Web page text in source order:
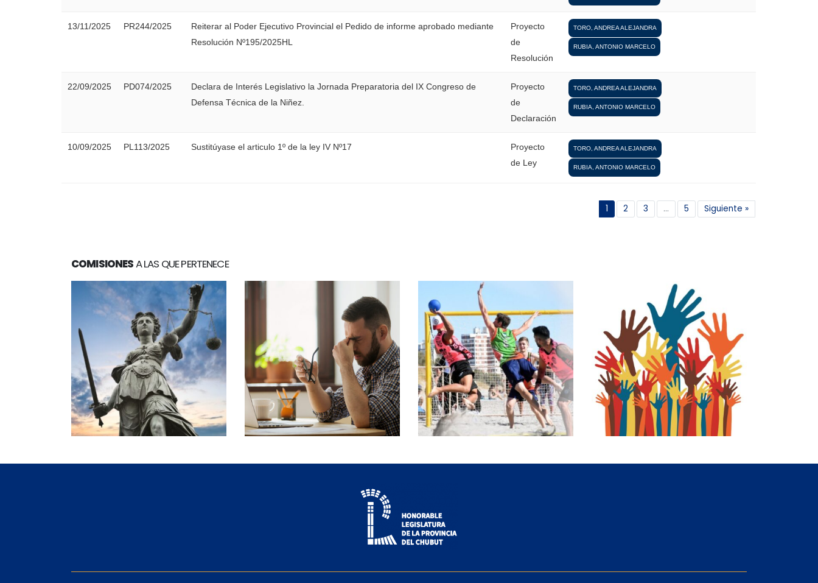
13/11/2025 PR244/2025
Reiterar al Poder Ejecutivo Provincial el Pedido de informe aprobado mediante
Resolución Nº195/2025HL
Proyecto
de
Resolución
TORO, ANDREA ALEJANDRA
RUBIA, ANTONIO MARCELO
22/09/2025 PD074/2025
Declara de Interés Legislativo la Jornada Preparatoria del IX Congreso de
Defensa Técnica de la Niñez.
Proyecto
de
Declaración
TORO, ANDREA ALEJANDRA
RUBIA, ANTONIO MARCELO
10/09/2025 PL113/2025 Sustitúyase el articulo 1º de la ley IV Nº17
Proyecto
de Ley
TORO, ANDREA ALEJANDRA
RUBIA, ANTONIO MARCELO
1 2 3 ... 5 Siguiente »
COMISIONESA LAS QUE PERTENECE